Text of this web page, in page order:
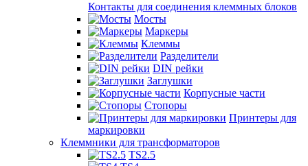
Контакты для соединения клеммных блоков
Мосты
Маркеры
Клеммы
Разделители
DIN рейки
Заглушки
Корпусные части
Стопоры
Принтеры для
маркировки
Клеммники для трансформаторов
TS2.5